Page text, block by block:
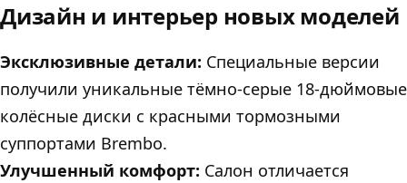
Дизайн и интерьер новых моделей
Эксклюзивные детали: Специальные версии
получили уникальные тёмно-серые 18-дюймовые
колёсные диски с красными тормозными
суппортами Brembo.
Улучшенный комфорт: Салон отличается